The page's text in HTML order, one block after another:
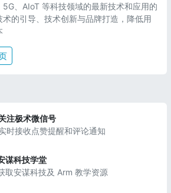
、AIoT 等科技领域的最新技术和应用的
的引导、技术创新与品牌打造，降低用
注极术微信号
时接收点赞提醒和评论通知
谋科技学堂
取安谋科技及 Arm 教学资源